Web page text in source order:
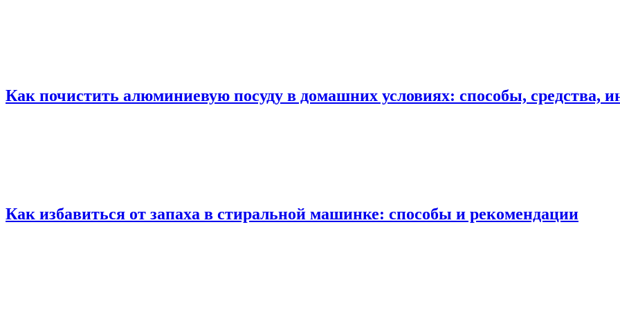
Как почистить алюминиевую посуду в домашних условиях: способы, средства,
Как избавиться от запаха в стиральной машинке: способы и рекомендации